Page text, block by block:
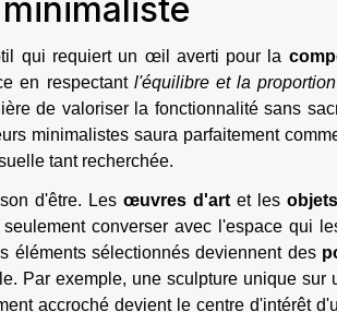
qui requiert un œil averti pour la
en respectant l'équilibre et la proportion
de valoriser la fonctionnalité sans
minimalistes saura parfaitement
tant recherchée.
d'être. Les œuvres d'art et les
converser avec l'espace qui
éléments sélectionnés deviennent des
Par exemple, une sculpture unique sur
accroché devient le centre d'intérêt